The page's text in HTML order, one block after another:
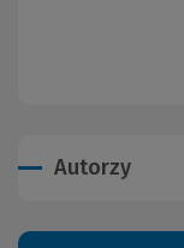
Autorzy